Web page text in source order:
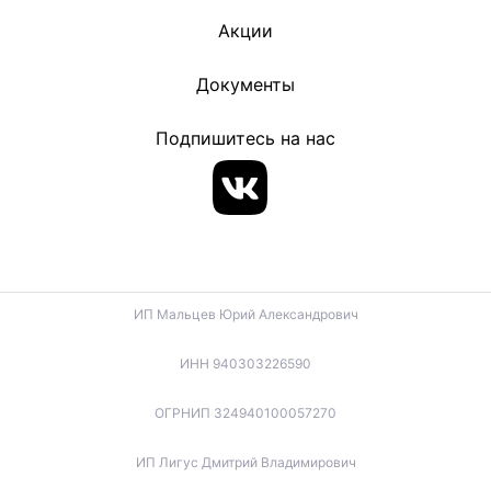
Акции
Документы
Подпишитесь на нас
ИП Мальцев Юрий Александрович
ИНН 940303226590
ОГРНИП 324940100057270
ИП Лигус Дмитрий Владимирович